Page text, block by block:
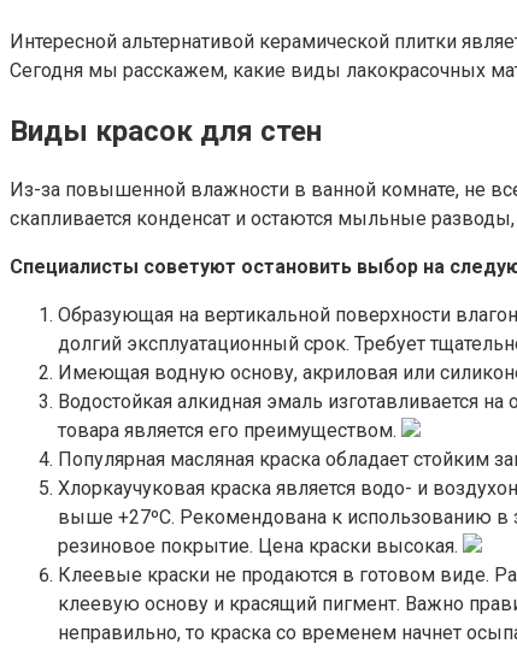
Интересной альтернативой керамической плитки
Сегодня мы расскажем, какие виды лакокрасочных
Виды красок для стен
Из-за повышенной влажности в ванной комнате, не
скапливается конденсат и остаются мыльные
Специалисты советуют остановить выбор на
Образующая на вертикальной поверхности
долгий эксплуатационный срок. Требует
Имеющая водную основу, акриловая или
Водостойкая алкидная эмаль изготавливается
товара является его преимуществом.
Популярная масляная краска обладает стойким
Хлоркаучуковая краска является водо- и
выше +27ºС. Рекомендована к использованию в
резиновое покрытие. Цена краски высокая.
Клеевые краски не продаются в готовом виде.
клеевую основу и красящий пигмент. Важно
неправильно, то краска со временем начнет